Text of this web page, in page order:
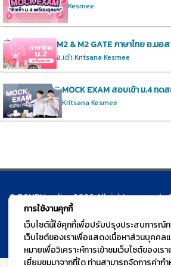
Kesmee
M2 & M2 GATE ภาษาไทย อ.มอ
อ.เต๋า Kritsana Kesmee
MOCK EXAM สอบเข้า ม.4 ทด
Kritsana Kesmee
การใช้งานคุกกี้
เว็บไซต์นี้ใช้คุกกี้เพื่อปรับปรุงประสบการณ์
เว็บไซต์ของเราเพื่อแสดงเนื้อหาส่วนบุคคล
หมายเพื่อวิเคราะห์การเข้าชมเว็บไซต์ของเร
เยี่ยมชมมาจากที่ใด ท่านสามารถจัดการค่า
© TGURU.online 2026 All right reserved.
Square